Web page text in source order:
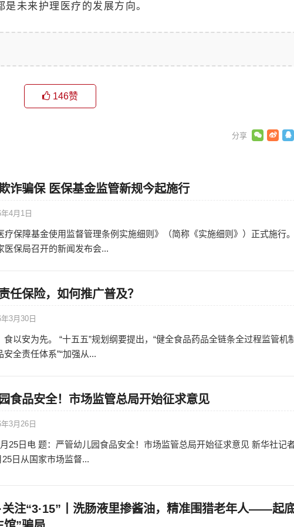
未来护理医疗的发展方向。
146赞
诈骗保 医保基金监管新规今起施行
4月1日
疗保障基金使用监督管理条例实施细则》（简称《实施细则》）正式施行
医保局召开的新闻发布会...
任保险，如何推广普及？
3月30日
食以安为先。 “十五五”规划纲要提出，“健全食品药品全链条全过程监管机
全责任体系”“加强从...
食品安全！市场监管总局开始征求意见
3月26日
25日电 题：严管幼儿园食品安全！市场监管总局开始征求意见 新华社记
日从国家市场监督...
关注“3·15”丨洗肠液里掺酱油，精准围猎老年人——起